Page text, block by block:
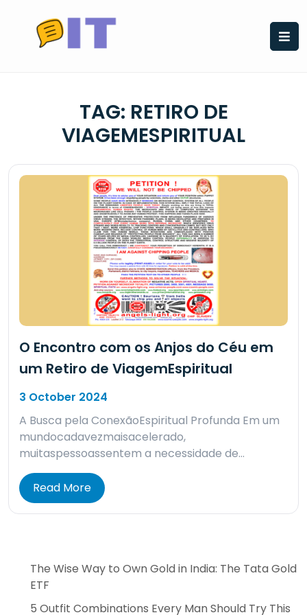
content
TAG: RETIRO DE
VIAGEMESPIRITUAL
O Encontro com os Anjos do Céu em
um Retiro de ViagemEspiritual
3 October 2024
A Busca pela ConexãoEspiritual Profunda Em um
mundocadavezmaisacelerado,
muitaspessoassentem a necessidade de…
Read More
The Wise Way to Own Gold in India: The Tata Gold
ETF
5 Outfit Combinations Every Man Should Try This